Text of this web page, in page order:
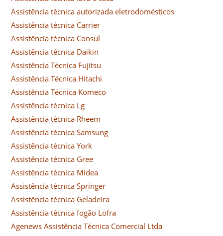
Assistência técnica autorizada eletrodomésticos
Assistência técnica Carrier
Assistência técnica Consul
Assistência técnica Daikin
Assistência Técnica Fujitsu
Assistência Técnica Hitachi
Assistência Técnica Komeco
Assistência técnica Lg
Assistência técnica Rheem
Assistência técnica Samsung
Assistência técnica York
Assistência técnica Gree
Assistência técnica Midea
Assistência técnica Springer
Assistência técnica Geladeira
Assistência técnica fogão Lofra
Agenews Assistência Técnica Comercial Ltda